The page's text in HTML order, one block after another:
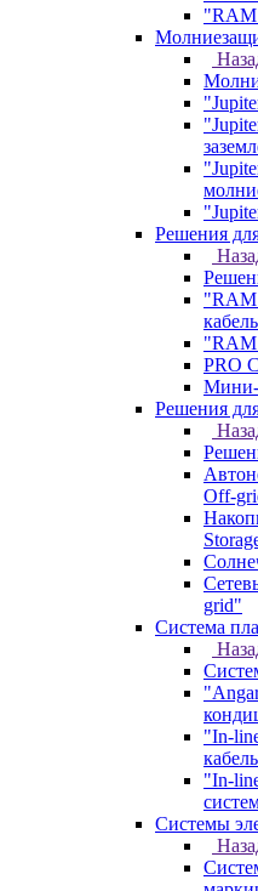
"RAM
Решения
"RAM
PRO
Решения
Off-
grid"
Система
"In-
"In-
Системы